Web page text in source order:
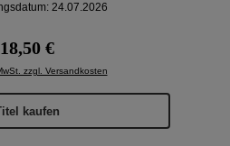
24.07.2026
Regulärer Preis:
18,50 €
zzgl. Versandkosten
kaufen